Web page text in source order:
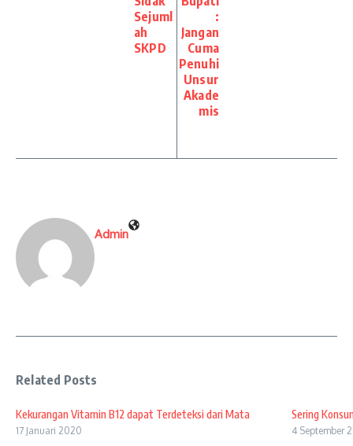
Sejuml
ah
SKPD
:
Jangan
Cuma
Penuhi
Unsur
Akade
mis
Admin
Related Posts
Kekurangan Vitamin B12 dapat Terdeteksi dari Mata
17 Januari 2020
Sering
4 September